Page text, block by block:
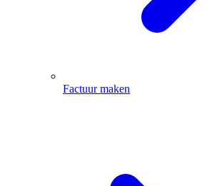
Factuur maken